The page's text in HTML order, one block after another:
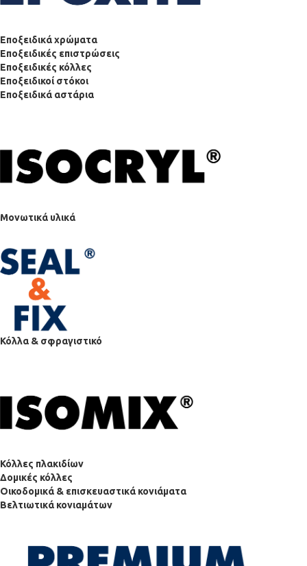
Εποξειδικά χρώματα
Εποξειδικές επιστρώσεις
Εποξειδικές κόλλες
Εποξειδικοί στόκοι
Εποξειδικά αστάρια
Μονωτικά υλικά
Κόλλα & σφραγιστικό
Κόλλες πλακιδίων
Δομικές κόλλες
Οικοδομικά & επισκευαστικά κονιάματα
Βελτιωτικά κονιαμάτων